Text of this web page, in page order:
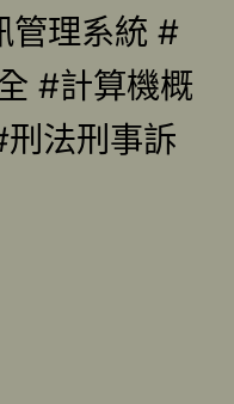
管理系統 #
#計算機概
法刑事訴